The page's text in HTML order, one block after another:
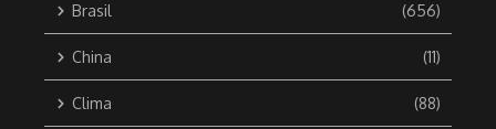
Brasil (656)
China (11)
Clima (88)